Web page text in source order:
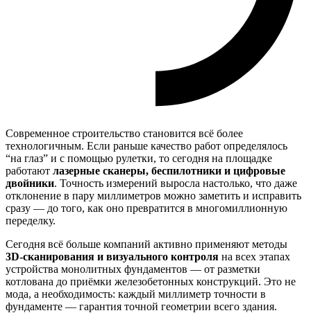
Современное строительство становится всё более
технологичным. Если раньше качество работ определялось
“на глаз” и с помощью рулетки, то сегодня на площадке
работают лазерные сканеры, беспилотники и цифровые
двойники. Точность измерений выросла настолько, что даже
отклонение в пару миллиметров можно заметить и исправить
сразу — до того, как оно превратится в многомиллионную
переделку.
Сегодня всё больше компаний активно применяют методы
3D-сканирования и визуального контроля на всех этапах
устройства монолитных фундаментов — от разметки
котлована до приёмки железобетонных конструкций. Это не
мода, а необходимость: каждый миллиметр точности в
фундаменте — гарантия точной геометрии всего здания.